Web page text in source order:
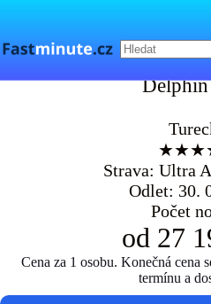
Strava: Ultra
Odlet: 30.
Počet
od 27
Cena za 1 osobu. Konečná cena
termínu a